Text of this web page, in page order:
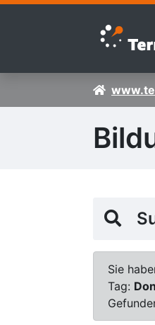
Zur Navigation springen
Zum Inhalt springen
Sie
Tag: